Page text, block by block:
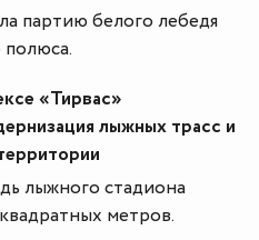
партию белого лебедя
«Тирвас»
лыжных трасс и
лыжного стадиона
метров.